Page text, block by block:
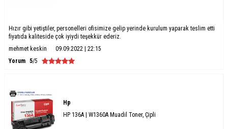
Hızır gibi yetiştiler, personelleri ofisimize gelip yerinde kurulum yaparak teslim etti
fiyatıda kaliteside çok iyiydi teşekkür ederiz.
mehmet keskin
09.09.2022 | 22:15
Yorum 5/5
Hp
HP 136A | W1360A Muadil Toner, Çipli